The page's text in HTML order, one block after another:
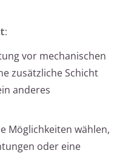
vor mechanischen
zusätzliche Schicht
anderes
Möglichkeiten wählen,
oder eine